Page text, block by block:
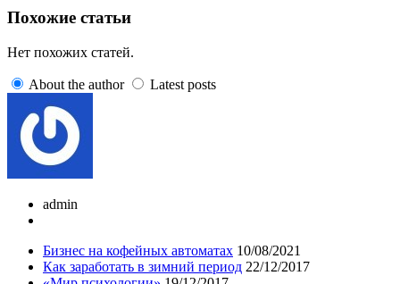
Похожие статьи
Нет похожих статей.
About the author Latest posts
admin
Бизнес на кофейных автоматах 10/08/2021
Как заработать в зимний период 22/12/2017